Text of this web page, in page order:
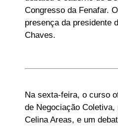
Congresso da Fenafar.
presença da presidente
Chaves.
Na sexta-feira, o curso
de Negociação Coletiva,
Celina Areas, e um